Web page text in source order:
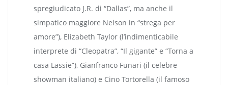
spregiudicato J.R. di “Dallas”, ma anche il
simpatico maggiore Nelson in “strega per
amore”), Elizabeth Taylor (l’indimenticabile
interprete di “Cleopatra”, “Il gigante” e “Torna a
casa Lassie”), Gianfranco Funari (il celebre
showman italiano) e Cino Tortorella (il famoso